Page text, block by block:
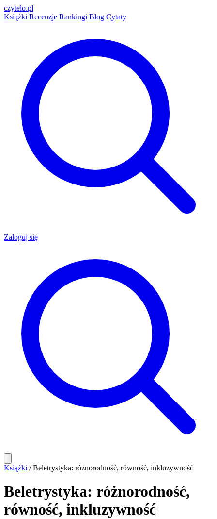
czytelo.pl
Książki Recenzje Rankingi Blog Cytaty
Zaloguj się
Książki / Beletrystyka: różnorodność, równość, inkluzywność
Beletrystyka: różnorodność,
równość, inkluzywność